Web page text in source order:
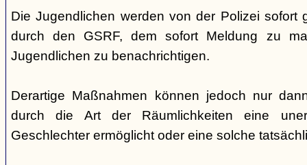
Die Jugendlichen werden von der Polizei sofort
durch den GSRF, dem sofort Meldung zu
Jugendlichen zu benachrichtigen.
Derartige Maßnahmen können jedoch nur
durch die Art der Räumlichkeiten eine
Geschlechter ermöglicht oder eine solche